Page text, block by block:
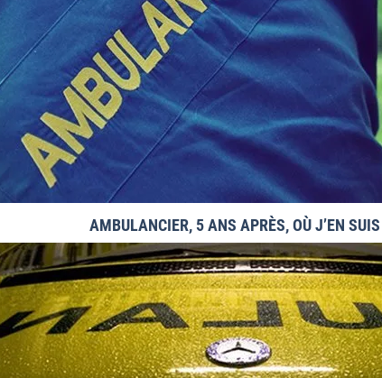
AMBULANCIER, 5 ANS APRÈS, OÙ J’EN